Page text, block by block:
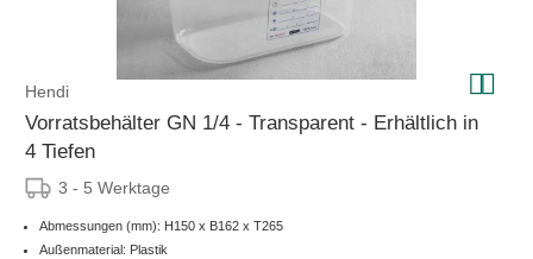
Hendi
Vorratsbehälter GN 1/4 - Transparent - Erhältlich in
4 Tiefen
3 - 5 Werktage
Abmessungen (mm): H150 x B162 x T265
Außenmaterial: Plastik